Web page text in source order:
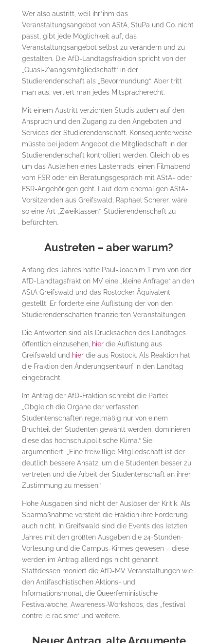
Wer also austritt, weil ihr*ihm das
Veranstaltungsangebot von AStA, StuPa und Co. nicht
passt, gibt jede Möglichkeit auf, das
Veranstaltungsangebot selbst zu verändern und zu
gestalten. Die AfD-Landtagsfraktion spricht von der
„Quasi-Zwangsmitgliedschaft“ in der
Studierendenschaft als „Bevormundung“. Aber tritt
man aus, verliert man jedes Mitspracherecht.
Mit einem Austritt verzichten Studis zudem auf den
Anspruch und den Zugang zu den Angeboten und
Services der Studierendenschaft. Konsequenterweise
müsste bei jedem Angebot die Mitgliedschaft in der
Studierendenschaft kontrolliert werden. Gleich ob es
um das Ausleihen eines Lastenrads, einen Filmabend
vom FSR oder ein Beratungsgespräch mit AStA- oder
FSR-Angehörigen geht. Laut dem ehemaligen AStA-
Vorsitzenden aus Greifswald, Raphael Scherer, wäre
so eine Art „Zweiklassen“-Studierendenschaft zu
befürchten.
Austreten – aber warum?
Anfang des Jahres hatte Paul-Joachim Timm von der
AfD-Landtagsfraktion MV eine „kleine Anfrage“ an den
AStA Greifswald und das Rostocker Äquivalent
gestellt. Er forderte eine Auflistung der von den
Studierendenschaften finanzierten Veranstaltungen.
Die Antworten sind als Drucksachen des Landtages
öffentlich einzusehen, hierdie Auflistung aus
Greifswald und hierdie aus Rostock. Als Reaktion hat
die Fraktion den Änderungsentwurf in den Landtag
eingebracht.
Im Antrag der AfD-Fraktion schreibt die Partei:
„Obgleich die Organe der verfassten
Studentenschaften regelmäßig nur von einem
Bruchteil der Studenten gewählt werden, dominieren
diese das hochschulpolitische Klima.“ Sie
argumentiert: „Eine freiwillige Mitgliedschaft ist der
deutlich bessere Ansatz, um die Studenten besser zu
vertreten und die Arbeit der Studentenschaft an ihrer
Zustimmung zu messen.“
Hohe Ausgaben sind nicht der Auslöser der Kritik. Als
Sparmaßnahme versteht die Fraktion ihre Forderung
auch nicht. In Greifswald sind die Events des letzten
Jahres mit den größten Ausgaben die 24-Stunden-
Vorlesung und die Campus-Kirmes gewesen – diese
werden im Antrag allerdings nicht genannt.
Stattdessen moniert die AfD-MV Veranstaltungen wie
den Antifaschistischen Aktions- und
Informationsmonat, die Queerfeministische
Festivalwoche, Awareness-Workshops, das „festival
contre le racisme“ und weitere.
Neuer Antrag, alte Argumente